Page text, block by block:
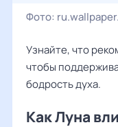
Фото:
Узнайте, что
чтобы
бодрость духа.
Как Луна